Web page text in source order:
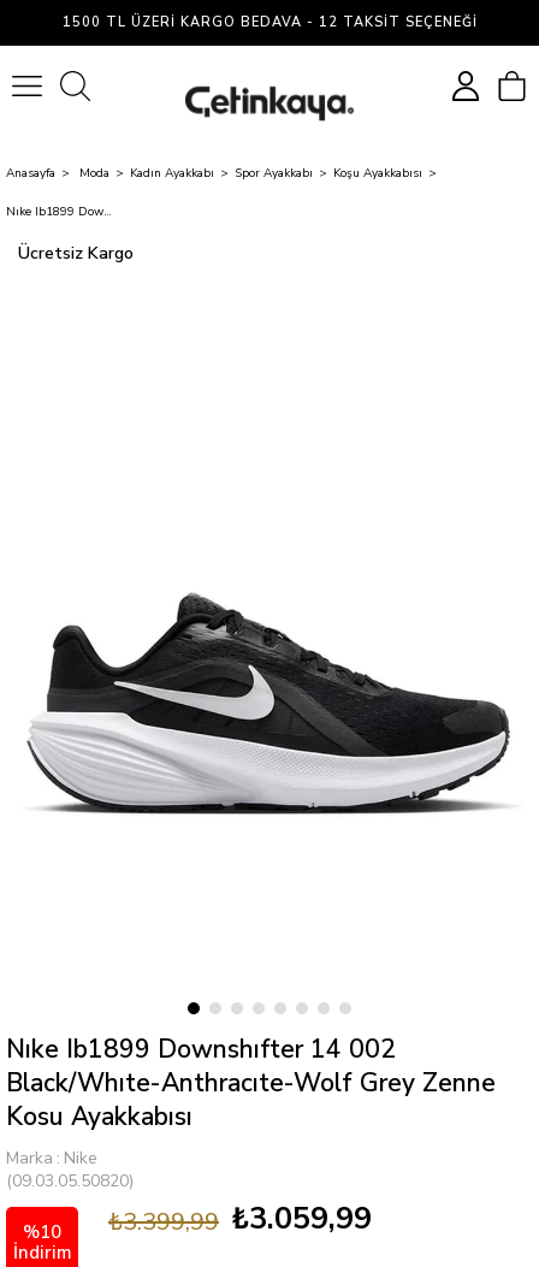
1500 TL ÜZERI KARGO BEDAVA - 12 TAKSIT SEÇENEĞI
Anasayfa Moda Kadın Ayakkabı Spor Ayakkabı Koşu Ayakkabısı
Nıke Ib1899 Downshıfter 14 002 Black/Whıte-Anthracıte-Wolf Grey Zenne Kosu Ayakkabısı
Ücretsiz Kargo
Nıke Ib1899 Downshıfter 14 002
Black/Whıte-Anthracıte-Wolf Grey Zenne
Kosu Ayakkabısı
Marka : Nike
(09.03.05.50820)
%10
İndirim
₺3.399,99 ₺3.059,99